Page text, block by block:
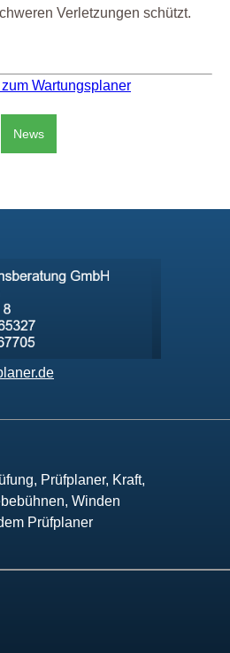
Verletzungen schützt.
Wartungsplaner
News
Prüfplaner, Kraft,
Winden
Prüfplaner